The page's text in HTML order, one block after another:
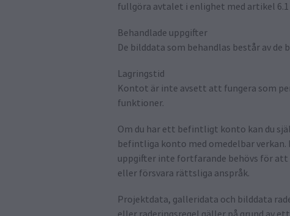
fullgöra avtalet i enlighet med artikel 6.1
Behandlade uppgifter
De bilddata som behandlas består av de
Lagringstid
Kontot är inte avsett att fungera som
funktioner.
Om du har ett befintligt konto kan du
befintliga konto med omedelbar
uppgifter inte fortfarande behövs för
eller försvara rättsliga anspråk.
Projektdata, galleridata och bilddata